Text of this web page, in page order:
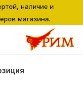
наличие и
магазина.